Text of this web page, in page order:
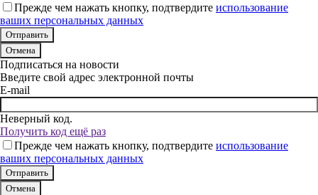
Прежде чем нажать кнопку, подтвердите использование
ваших персональных данных
Отмена
Подписаться на новости
Введите свой адрес электронной почты
E-mail
Неверный код.
Получить код ещё раз
Прежде чем нажать кнопку, подтвердите использование
ваших персональных данных
Отмена